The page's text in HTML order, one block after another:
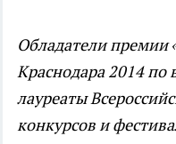
Обладатели
Краснодара 2014 по
лауреаты
конкурсов и